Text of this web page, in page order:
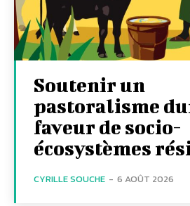
Soutenir un
pastoralisme
faveur de socio-
écosystèmes
CYRILLE SOUCHE - 6 AOÛT 2026